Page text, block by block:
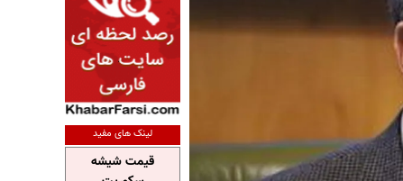
لینک های مفید
قیمت شیشه